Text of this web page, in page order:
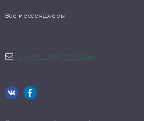
Все мессенджеры
diplom.it.ru@gmail.com